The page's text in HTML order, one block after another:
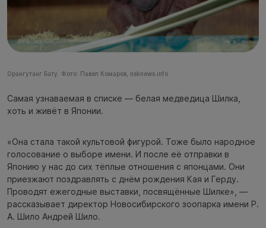
Орангутанг Бату. Фото: Павел Комаров, nsknews.info
Самая узнаваемая в списке — белая медведица Шилка,
хоть и живёт в Японии.
«Она стала такой культовой фигурой. Тоже было народное
голосование о выборе имени. И после её отправки в
Японию у нас до сих тёплые отношения с японцами. Они
приезжают поздравлять с днём рождения Кая и Герду.
Проводят ежегодные выставки, посвящённые Шилке», —
рассказывает директор Новосибирского зоопарка имени Р.
А. Шило Андрей Шило.